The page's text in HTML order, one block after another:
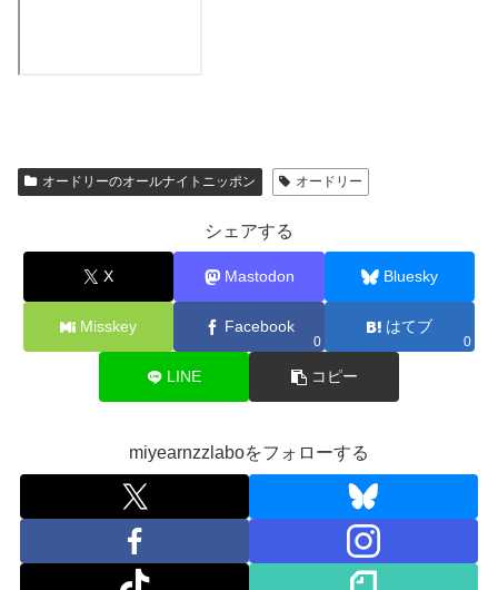
オードリーのオールナイトニッポン オードリー
シェアする
X Mastodon Bluesky
Misskey Facebook
0
はてブ
0
LINE コピー
miyearnzzlaboをフォローする